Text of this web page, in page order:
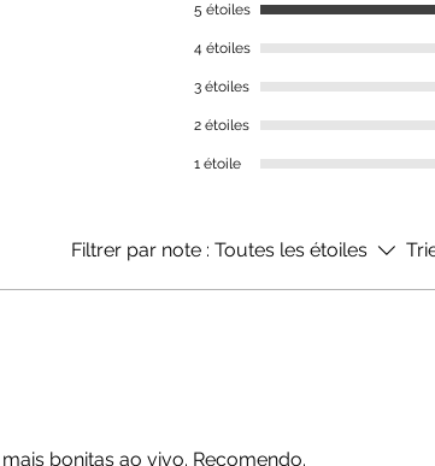
5 étoiles
4 étoiles
3 étoiles
2 étoiles
1 étoile
Filtrer par note : Toutes les étoiles
bonitas ao vivo. Recomendo.